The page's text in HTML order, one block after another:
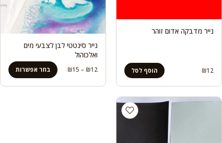
נייר מדבקה אדום זוהר
₪12 הוסף לסל
נייר סינטטי לבן לצבעי מים
ואלכוהול
₪12
–
₪15
מחירים:
בחר אפשרות